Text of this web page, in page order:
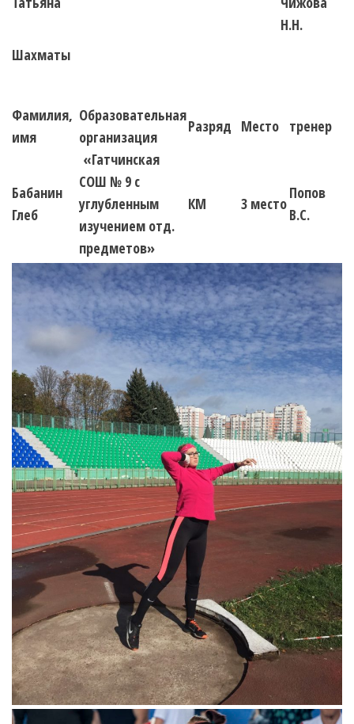
Н.Н.
Шахматы
Фамилия,
имя
Образовательная
организация
Разряд Место тренер
Бабанин
Глеб
«Гатчинская
СОШ № 9 с
углубленным
изучением отд.
предметов»
КМ 3 место
Попов
В.С.